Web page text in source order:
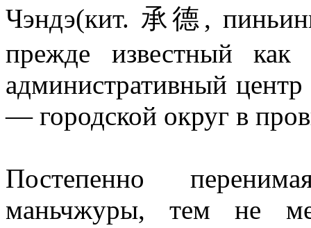
Чэндэ(кит. 承德,
прежде известный
административный
— городской округ в
Постепенно
маньчжуры, тем не